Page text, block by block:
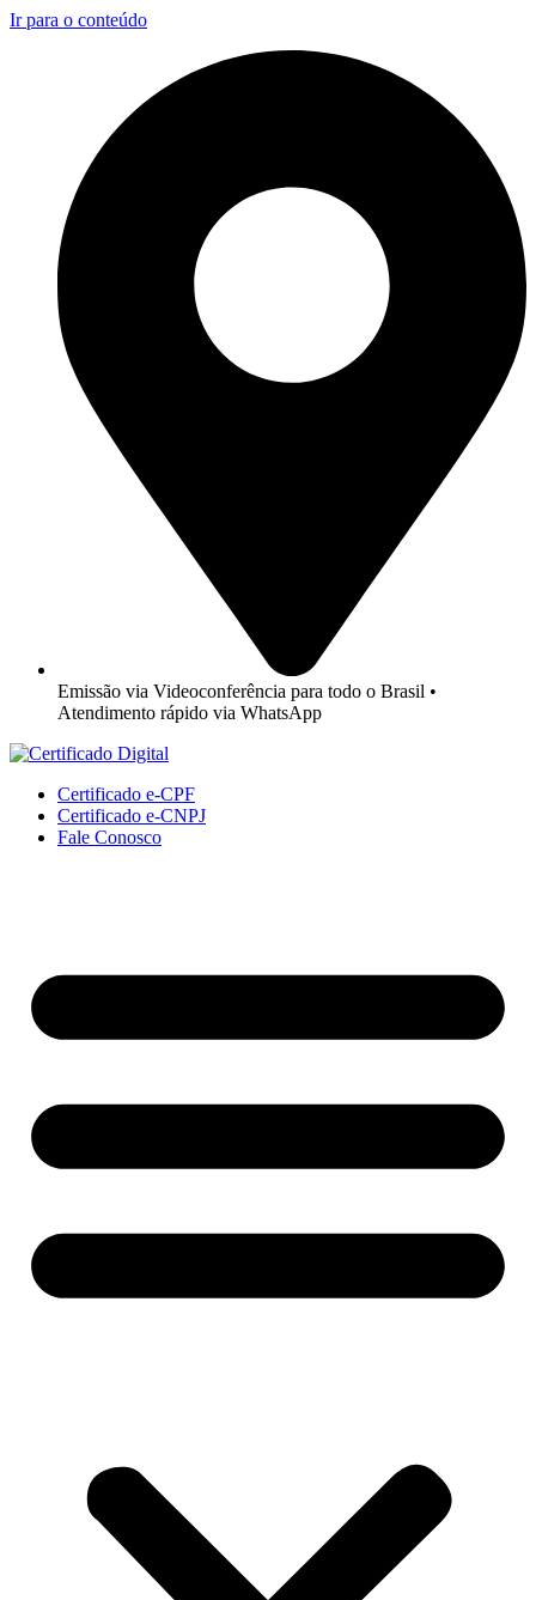
Ir para o conteúdo
Emissão via Videoconferência para todo o Brasil •
Atendimento rápido via WhatsApp
Certificado e-CPF
Certificado e-CNPJ
Fale Conosco